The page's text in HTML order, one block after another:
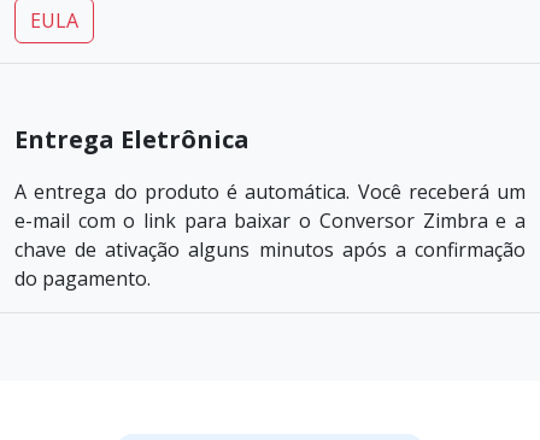
EULA
Entrega Eletrônica
A entrega do produto é automática. Você receberá um
e-mail com o link para baixar o Conversor Zimbra e a
chave de ativação alguns minutos após a confirmação
do pagamento.